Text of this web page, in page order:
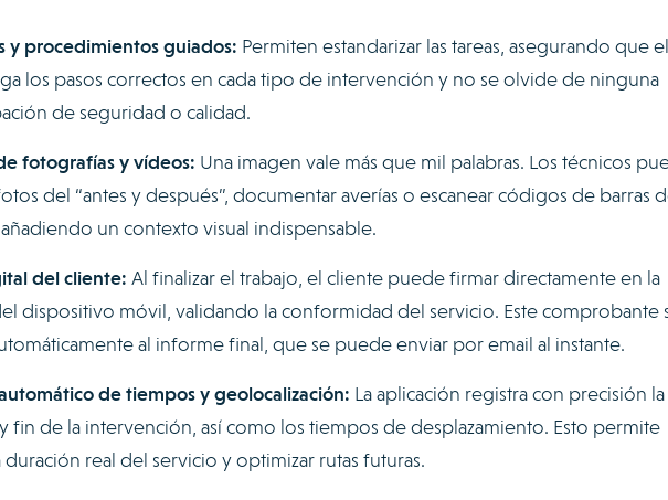
y procedimientos guiados: Permiten estandarizar las tareas, asegurando que el
los pasos correctos en cada tipo de intervención y no se olvide de ninguna
de seguridad o calidad.
fotografías y vídeos: Una imagen vale más que mil palabras. Los técnicos
del “antes y después”, documentar averías o escanear códigos de barras
un contexto visual indispensable.
del cliente: Al finalizar el trabajo, el cliente puede firmar directamente en la
dispositivo móvil, validando la conformidad del servicio. Este comprobante
al informe final, que se puede enviar por email al instante.
de tiempos y geolocalización: La aplicación registra con precisión
fin de la intervención, así como los tiempos de desplazamiento. Esto permite
duración real del servicio y optimizar rutas futuras.